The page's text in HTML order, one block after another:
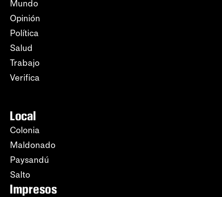
Mundo
Opinión
Política
Salud
Trabajo
Verifica
Local
Colonia
Maldonado
Paysandú
Salto
Impresos